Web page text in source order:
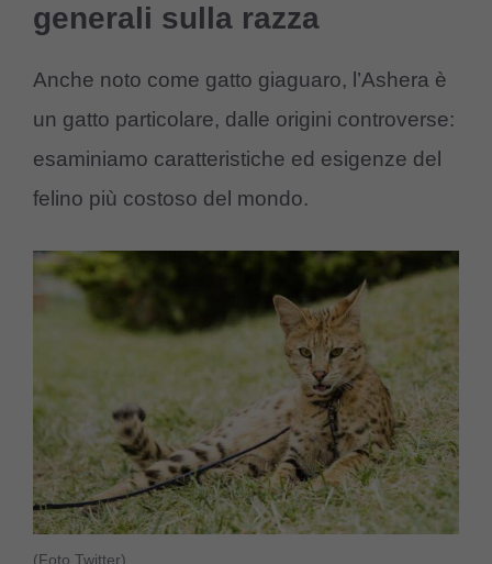
generali sulla razza
Anche noto come gatto giaguaro, l’Ashera è
un gatto particolare, dalle origini controverse:
esaminiamo caratteristiche ed esigenze del
felino più costoso del mondo.
(Foto Twitter)